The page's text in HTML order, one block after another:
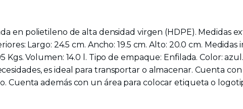
en polietileno de alta densidad virgen (HDPE). Medidas
Largo: 24.5 cm. Ancho: 19.5 cm. Alto: 20.0 cm.
Kgs. Volumen: 14.0 l. Tipo de empaque: Enfilada. Color:
es ideal para transportar o almacenar. Cuenta
Cuenta además con un área para colocar etiqueta o